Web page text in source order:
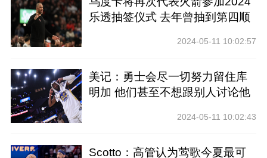
乐透抽签仪式 去年曾抽到第四顺
2024-05-11 10:02:57
美记：勇士会尽一切努力留住库
明加 他们甚至不想跟别人讨论他
2024-05-11 10:02:43
Scotto：高管认为莺歌今夏最可